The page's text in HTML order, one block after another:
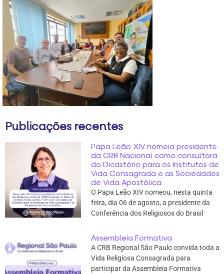
Publicações recentes
Papa Leão XIV nomeia presidente
da CRB Nacional como consultora
do Dicastério para os Institutos de
Vida Consagrada e as Sociedades
de Vida Apostólica
O Papa Leão XIV nomeou, nesta quinta
feira, dia 06 de agosto, a presidente da
Conferência dos Religiosos do Brasil
Assembleia Formativa
A CRB Regional São Paulo convida toda a
Vida Religiosa Consagrada para
participar da Assembleia Formativa